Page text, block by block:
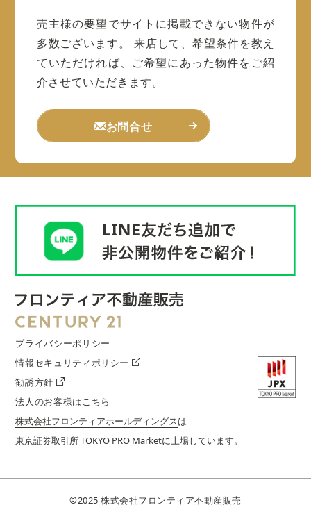
売主様の要望でサイトに掲載できない物件が
多数ございます。
来店して、希望条件を教え
ていただければ、ご希望にあった物件をご紹
介させていただきます。
お問合せ
プライバシーポリシー
情報セキュリティポリシー
勧誘方針
法人のお客様はこちら
株式会社フロンティアホールディングスは
東京証券取引所 TOKYO PRO Marketに上場しています。
©︎2025 株式会社フロンティア不動産販売